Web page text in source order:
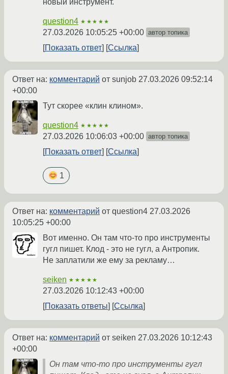
question4 ★★★★★
27.03.2026 10:05:25 +00:00 автор топика
Показать ответ Ссылка
Ответ на: комментарий от sunjob 27.03.2026 09:52:14
+00:00
Тут скорее «клин клином».
question4 ★★★★★
27.03.2026 10:06:03 +00:00 автор топика
Показать ответ Ссылка
1
Ответ на: комментарий от question4 27.03.2026
10:05:25 +00:00
Вот именно. Он там что-то про инструменты
гугл пишет. Клод - это не гугл, а Антропик.
Не заплатили же ему за рекламу…
seiken ★★★★★
27.03.2026 10:12:43 +00:00
Показать ответы
Ссылка
Ответ на: комментарий от seiken 27.03.2026 10:12:43
+00:00
Он там что-то про инструменты гугл